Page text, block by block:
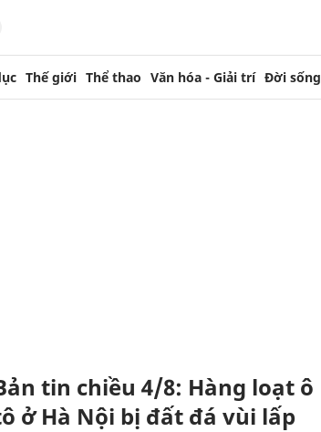
Thế giới Thể thao Văn hóa - Giải trí Đời sống
tin chiều 4/8: Hàng loạt ô
ở Hà Nội bị đất đá vùi lấp